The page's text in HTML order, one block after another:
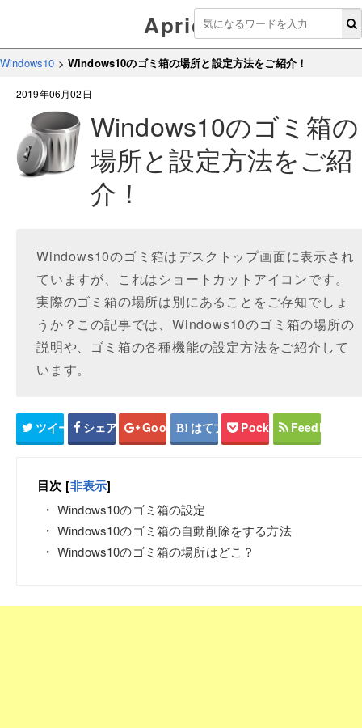
Aprico
Windows10 > Windows10のゴミ箱の場所と設定方法をご紹介！
2019年06月02日
Windows10のゴミ箱の
場所と設定方法をご紹
介！
Windows10のゴミ箱はデスクトップ画面に表示され
ていますが、これはショートカットアイコンです。
実際のゴミ箱の場所は別にあることをご存知でしょ
うか？この記事では、Windows10のゴミ箱の場所の
説明や、ゴミ箱の各種機能の設定方法をご紹介して
います。
ツイート シェア Google+ はてブ Pocket Feedly
目次 [非表示]
Windows10のゴミ箱の設定
Windows10のゴミ箱の自動削除をする方法
Windows10のゴミ箱の場所はどこ？